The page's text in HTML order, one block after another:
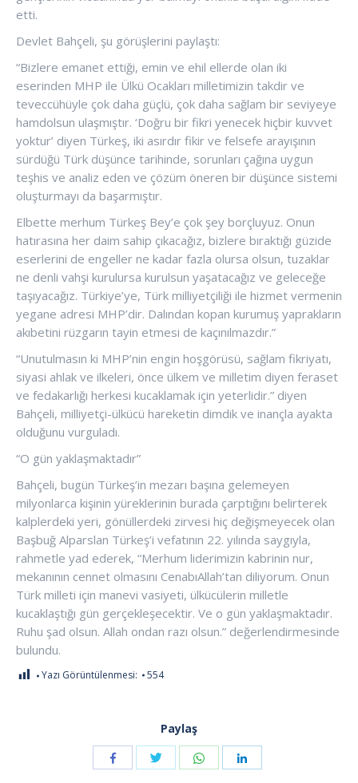
etti.
Devlet Bahçeli, şu görüşlerini paylaştı:
“Bizlere emanet ettiği, emin ve ehil ellerde olan iki
eserinden MHP ile Ülkü Ocakları milletimizin takdir ve
teveccühüyle çok daha güçlü, çok daha sağlam bir seviyeye
hamdolsun ulaşmıştır. ‘Doğru bir fikri yenecek hiçbir kuvvet
yoktur’ diyen Türkeş, iki asırdır fikir ve felsefe arayışının
sürdüğü Türk düşünce tarihinde, sorunları çağına uygun
teşhis ve analiz eden ve çözüm öneren bir düşünce sistemi
oluşturmayı da başarmıştır.
Elbette merhum Türkeş Bey’e çok şey borçluyuz. Onun
hatırasına her daim sahip çıkacağız, bizlere bıraktığı güzide
eserlerini de engeller ne kadar fazla olursa olsun, tuzaklar
ne denli vahşi kurulursa kurulsun yaşatacağız ve geleceğe
taşıyacağız. Türkiye’ye, Türk milliyetçiliği ile hizmet vermenin
yegane adresi MHP’dir. Dalından kopan kurumuş yaprakların
akıbetini rüzgarın tayin etmesi de kaçınılmazdır.”
“Unutulmasın ki MHP’nin engin hoşgörüsü, sağlam fikriyatı,
siyasi ahlak ve ilkeleri, önce ülkem ve milletim diyen feraset
ve fedakarlığı herkesi kucaklamak için yeterlidir.” diyen
Bahçeli, milliyetçi-ülkücü hareketin dimdik ve inançla ayakta
olduğunu vurguladı.
“O gün yaklaşmaktadır”
Bahçeli, bugün Türkeş’in mezarı başına gelemeyen
milyonlarca kişinin yüreklerinin burada çarptığını belirterek
kalplerdeki yeri, gönüllerdeki zirvesi hiç değişmeyecek olan
Başbuğ Alparslan Türkeş’i vefatının 22. yılında saygıyla,
rahmetle yad ederek, “Merhum liderimizin kabrinin nur,
mekanının cennet olmasını CenabıAllah’tan diliyorum. Onun
Türk milleti için manevi vasiyeti, ülkücülerin milletle
kucaklaştığı gün gerçekleşecektir. Ve o gün yaklaşmaktadır.
Ruhu şad olsun. Allah ondan razı olsun.” değerlendirmesinde
bulundu.
Yazı Görüntülenmesi: 554
Paylaş
Share
Share
Share
Share